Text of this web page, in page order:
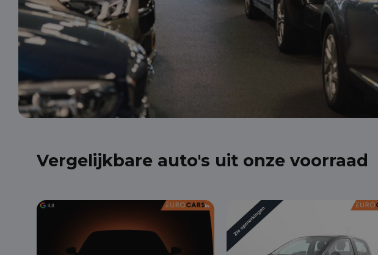
Vergelijkbare auto's uit onze voorraad